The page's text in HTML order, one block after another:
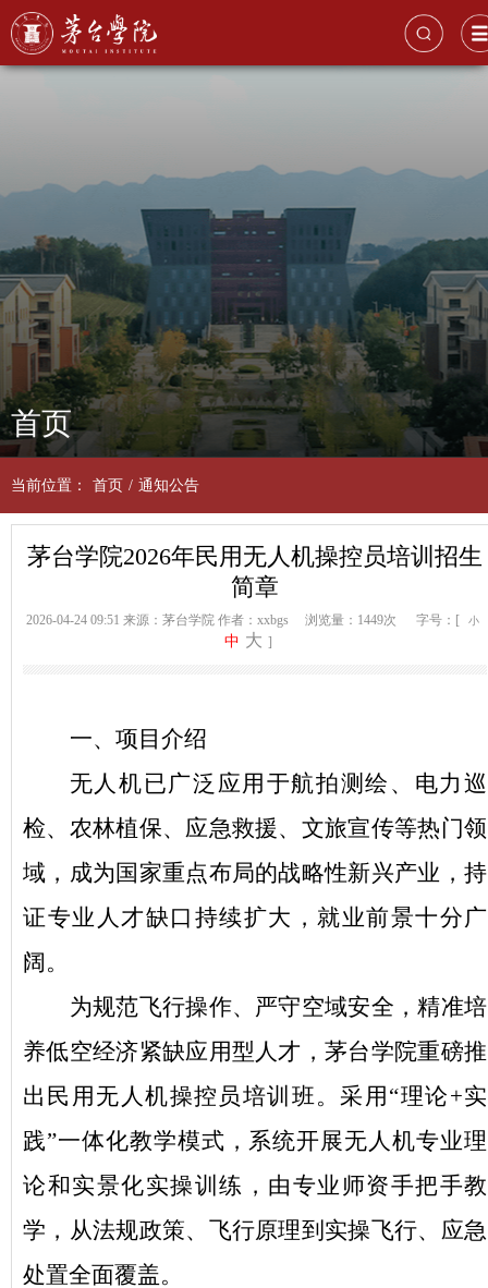
首页
当前位置： 首页 / 通知公告
茅台学院2026年民用无人机操控员培训招生
简章
2026-04-24 09:51 来源：茅台学院 作者：xxbgs 浏览量：1449次 字号：[ 小
中 大 ]
一、 项目介绍
无人机已广泛应用于航拍测绘、电力巡
检、农林植保、应急救援、文旅宣传等热门领
域，成为国家重点布局的战略性新兴产业，持
证专业人才缺口持续扩大，就业前景十分广
阔。
为规范飞行操作、严守空域安全，精准培
养低空经济紧缺应用型人才，茅台学院重磅推
出民用无人机操控员培训班。采用 “理论+实
践”一体化教学模式，系统开展无人机专业理
论和实景化实操训练，由专业师资手把手教
学，从法规政策、飞行原理到实操飞行、应急
处置全面覆盖。